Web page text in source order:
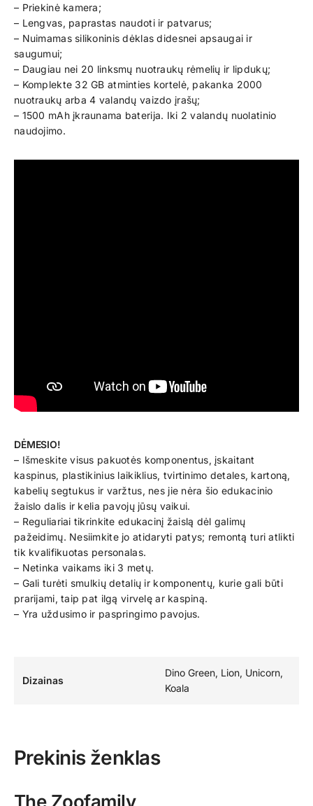
– Priekinė kamera;
– Lengvas, paprastas naudoti ir patvarus;
– Nuimamas silikoninis dėklas didesnei apsaugai ir
saugumui;
– Daugiau nei 20 linksmų nuotraukų rėmelių ir lipdukų;
– Komplekte 32 GB atminties kortelė, pakanka 2000
nuotraukų arba 4 valandų vaizdo įrašų;
– 1500 mAh įkraunama baterija. Iki 2 valandų nuolatinio
naudojimo.
DĖMESIO!
– Išmeskite visus pakuotės komponentus, įskaitant
kaspinus, plastikinius laikiklius, tvirtinimo detales, kartoną,
kabelių segtukus ir varžtus, nes jie nėra šio edukacinio
žaislo dalis ir kelia pavojų jūsų vaikui.
– Reguliariai tikrinkite edukacinį žaislą dėl galimų
pažeidimų. Nesiimkite jo atidaryti patys; remontą turi atlikti
tik kvalifikuotas personalas.
– Netinka vaikams iki 3 metų.
– Gali turėti smulkių detalių ir komponentų, kurie gali būti
prarijami, taip pat ilgą virvelę ar kaspiną.
– Yra uždusimo ir paspringimo pavojus.
Dizainas
Dino Green, Lion, Unicorn,
Koala
Prekinis ženklas
The Zoofamily